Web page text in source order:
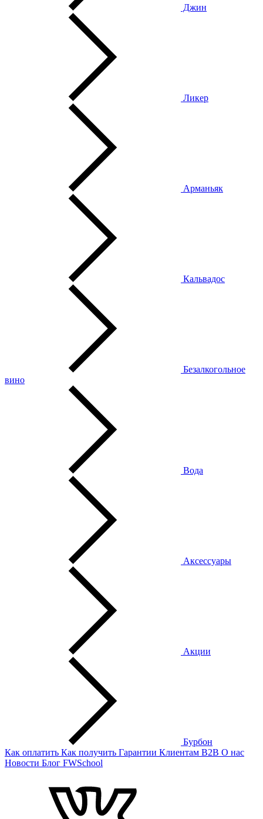
Джин
Ликер
Арманьяк
Кальвадос
Безалкогольное
вино
Вода
Аксессуары
Акции
Бурбон
Как оплатить Как получить Гарантии Клиентам B2B О нас
Новости Блог FWSchool